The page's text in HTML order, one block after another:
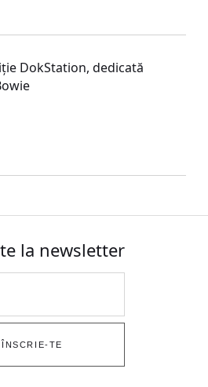
DokStation, dedicată
la newsletter
ÎNSCRIE-TE